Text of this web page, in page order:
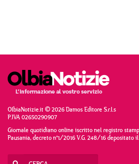
OlbiaNotizie.it © 2026 Damos Editore S.r.l.s
P.IVA 02650290907
Giornale quotidiano online iscritto nel registro
Pausania, decreto n°1/2016 V.G. 248/16 depositato